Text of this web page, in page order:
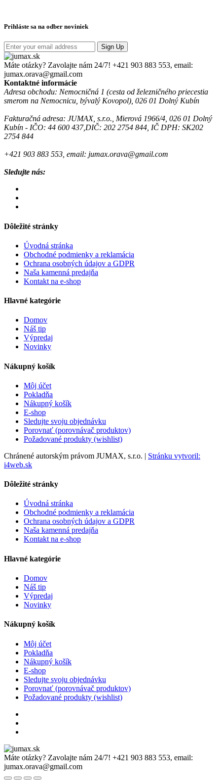
Prihláste sa na odber noviniek
Sign Up
Máte otázky? Zavolajte nám 24/7! +421 903 883 553, email:
jumax.orava@gmail.com
Kontaktné informácie
Adresa obchodu: Nemocničná 1 (cesta od železničného priecestia
smerom na Nemocnicu, bývalý Kovopol), 026 01 Dolný Kubín
Fakturačná adresa: JUMAX, s.r.o., Mierová 1966/4, 026 01 Dolný
Kubín - IČO: 44 600 437,DIČ: 202 2754 844, IČ DPH: SK202
2754 844
+421 903 883 553, email: jumax.orava@gmail.com
Sledujte nás:
Dôležité stránky
Úvodná stránka
Obchodné podmienky a reklamácia
Ochrana osobných údajov a GDPR
Naša kamenná predajňa
Kontakt na e-shop
Hlavné kategórie
Domov
Náš tip
Výpredaj
Novinky
Nákupný košík
Môj účet
Pokladňa
Nákupný košík
E-shop
Sledujte svoju objednávku
Porovnať (porovnávač produktov)
Požadované produkty (wishlist)
Chránené autorským právom JUMAX, s.r.o. | Stránku vytvoril:
i4web.sk
Dôležité stránky
Úvodná stránka
Obchodné podmienky a reklamácia
Ochrana osobných údajov a GDPR
Naša kamenná predajňa
Kontakt na e-shop
Hlavné kategórie
Domov
Náš tip
Výpredaj
Novinky
Nákupný košík
Môj účet
Pokladňa
Nákupný košík
E-shop
Sledujte svoju objednávku
Porovnať (porovnávač produktov)
Požadované produkty (wishlist)
Máte otázky? Zavolajte nám 24/7! +421 903 883 553, email:
jumax.orava@gmail.com